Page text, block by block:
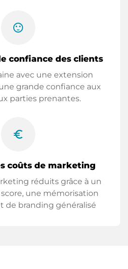
sentiment_satisfied
confiance des clients
avec une extension
grande confiance aux
parties prenantes.
euro_symbol
coûts de marketing
réduits grâce à un
une mémorisation
de branding généralisé